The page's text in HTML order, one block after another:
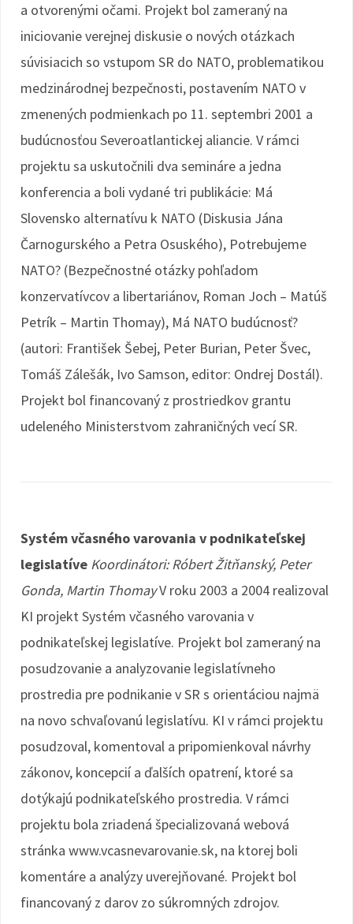
a otvorenými očami. Projekt bol zameraný na
iniciovanie verejnej diskusie o nových otázkach
súvisiacich so vstupom SR do NATO, problematikou
medzinárodnej bezpečnosti, postavením NATO v
zmenených podmienkach po 11. septembri 2001 a
budúcnosťou Severoatlantickej aliancie. V rámci
projektu sa uskutočnili dva semináre a jedna
konferencia a boli vydané tri publikácie: Má
Slovensko alternatívu k NATO (Diskusia Jána
Čarnogurského a Petra Osuského), Potrebujeme
NATO? (Bezpečnostné otázky pohľadom
konzervatívcov a libertariánov, Roman Joch – Matúš
Petrík – Martin Thomay), Má NATO budúcnosť?
(autori: František Šebej, Peter Burian, Peter Švec,
Tomáš Zálešák, Ivo Samson, editor: Ondrej Dostál).
Projekt bol financovaný z prostriedkov grantu
udeleného Ministerstvom zahraničných vecí SR.
Systém včasného varovania v podnikateľskej
legislatíve Koordinátori: Róbert Žitňanský, Peter
Gonda, Martin ThomayV roku 2003 a 2004 realizoval
KI projekt Systém včasného varovania v
podnikateľskej legislatíve. Projekt bol zameraný na
posudzovanie a analyzovanie legislatívneho
prostredia pre podnikanie v SR s orientáciou najmä
na novo schvaľovanú legislatívu. KI v rámci projektu
posudzoval, komentoval a pripomienkoval návrhy
zákonov, koncepcií a ďalších opatrení, ktoré sa
dotýkajú podnikateľského prostredia. V rámci
projektu bola zriadená špecializovaná webová
stránka www.vcasnevarovanie.sk, na ktorej boli
komentáre a analýzy uverejňované. Projekt bol
financovaný z darov zo súkromných zdrojov.